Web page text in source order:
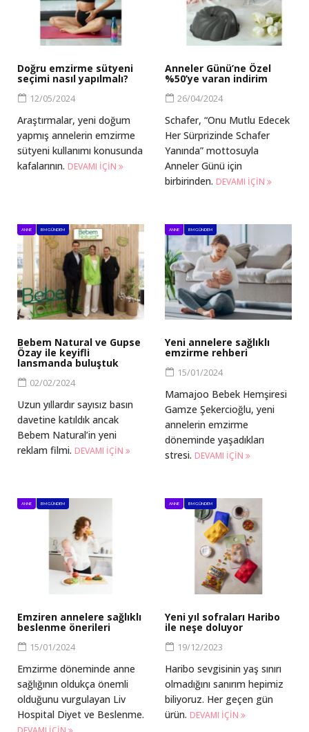
Doğru emzirme sütyeni
seçimi nasıl yapılmalı?
12/05/2024
Araştırmalar, yeni doğum
yapmış annelerin emzirme
sütyeni kullanımı konusunda
kafalarının. DEVAMI IÇIN
Anneler Günü’ne Özel
%50’ye varan indirim
26/04/2024
Schafer, “Onu Mutlu Edecek
Her Sürprizinde Schafer
Yanında” mottosuyla
Anneler Günü için
birbirinden. DEVAMI IÇIN
ANNE BM GÜNDEM
Bebem Natural ve Gupse
Özay ile keyifli
lansmanda buluştuk
02/02/2024
Uzun yıllardır sayısız basın
davetine katıldık ancak
Bebem Natural’in yeni
reklam filmi. DEVAMI IÇIN
ANNE BM GÜNDEM
Yeni annelere sağlıklı
emzirme rehberi
15/01/2024
Mamajoo Bebek Hemşiresi
Gamze Şekercioğlu, yeni
annelerin emzirme
döneminde yaşadıkları
stresi. DEVAMI IÇIN
ANNE BM GÜNDEM
Emziren annelere sağlıklı
beslenme önerileri
15/01/2024
Emzirme döneminde anne
sağlığının oldukça önemli
olduğunu vurgulayan Liv
Hospital Diyet ve Beslenme.
ANNE BM GÜNDEM
Yeni yıl sofraları Haribo
ile neşe doluyor
19/12/2023
Haribo sevgisinin yaş sınırı
olmadığını sanırım hepimiz
biliyoruz. Her geçen gün
ürün. DEVAMI IÇIN